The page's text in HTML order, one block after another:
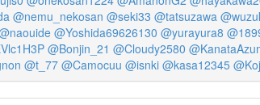
@nemu_nekosan @seki33 @tatsuzawa
@Yoshida69626130 @yurayura8
@Bonjin_21 @Cloudy2580
@t_77 @Camocuu @isnki @kasa12345